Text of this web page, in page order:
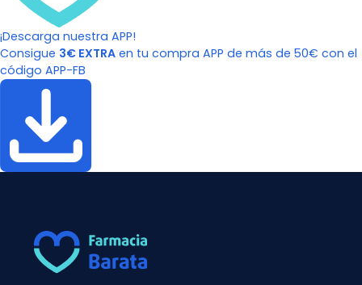
¡Descarga nuestra APP!
Consigue 3€ EXTRA en tu compra APP de más de 50€ con el
código APP-FB